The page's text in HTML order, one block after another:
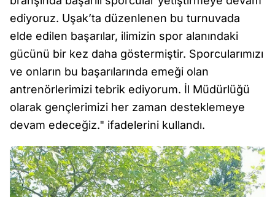
ediyoruz. Uşak’ta düzenlenen bu turnuvada
elde edilen başarılar, ilimizin spor alanındaki
gücünü bir kez daha göstermiştir. Sporcularımızı
ve onların bu başarılarında emeği olan
antrenörlerimizi tebrik ediyorum. İl Müdürlüğü
olarak gençlerimizi her zaman desteklemeye
devam edeceğiz." ifadelerini kullandı.